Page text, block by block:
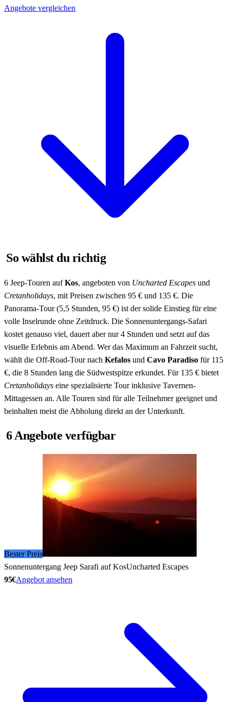
Angebote vergleichen
So wählst du richtig
6 Jeep-Touren aufKos, angeboten von Uncharted Escapes und
Cretanholidays, mit Preisen zwischen 95 € und 135 €. Die
Panorama-Tour (5,5 Stunden, 95 €) ist der solide Einstieg für eine
volle Inselrunde ohne Zeitdruck. Die Sonnenuntergangs-Safari
kostet genauso viel, dauert aber nur 4 Stunden und setzt auf das
visuelle Erlebnis am Abend. Wer das Maximum an Fahrzeit sucht,
wählt die Off-Road-Tour nach Kefalos und Cavo Paradiso für 115
€, die 8 Stunden lang die Südwestspitze erkundet. Für 135 € bietet
Cretanholidays eine spezialisierte Tour inklusive Tavernen-
Mittagessen an. Alle Touren sind für alle Teilnehmer geeignet und
beinhalten meist die Abholung direkt an der Unterkunft.
6 Angebote verfügbar
Bester Preis
Sonnenuntergang Jeep Sarafi auf KosUncharted Escapes
95€Angebot ansehen